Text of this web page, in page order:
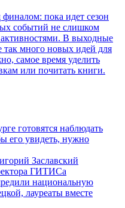
пока идет сезон
событий не слишком
В выходные
так много новых идей для
самое время уделить
или почитать книги.
готовятся наблюдать
его увидеть, нужно
Заславский
ГИТИСа
национальную
лауреаты вместе